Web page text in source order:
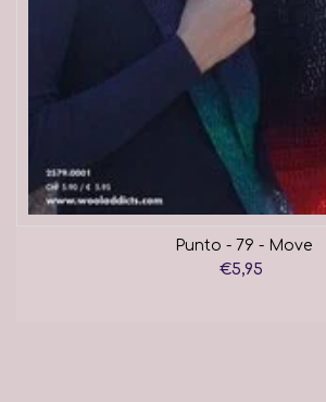
Punto - 79 - Move
€5,95